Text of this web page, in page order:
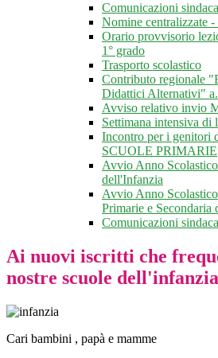
Comunicazioni
Nomine centralizzate
Orario provvisorio
1° grado
Trasporto scolastico
Contributo regionale
Didattici Alternativi"
Avviso relativo invio
Settimana intensiva di
Incontro per i genitori
SCUOLE PRIMARIE
Avvio Anno
dell'Infanzia
Avvio Anno
Primarie e Secondaria
Comunicazioni
Ai nuovi iscritti che
nostre scuole
Cari bambini , papà e mamme